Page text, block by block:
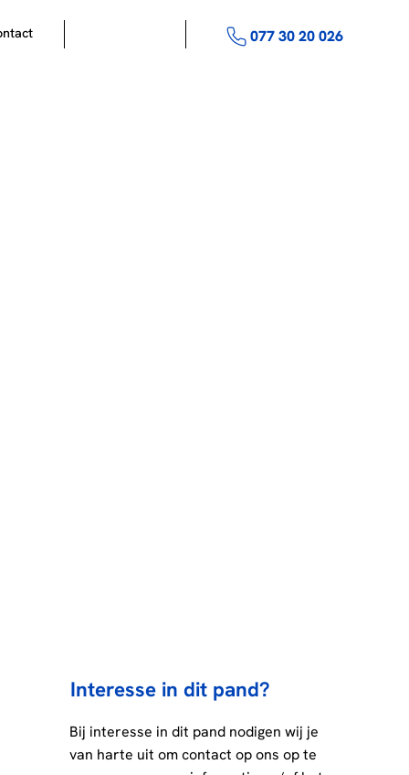
Interesse in dit pand?
Bij interesse in dit pand nodigen wij je
van harte uit om contact op ons op te